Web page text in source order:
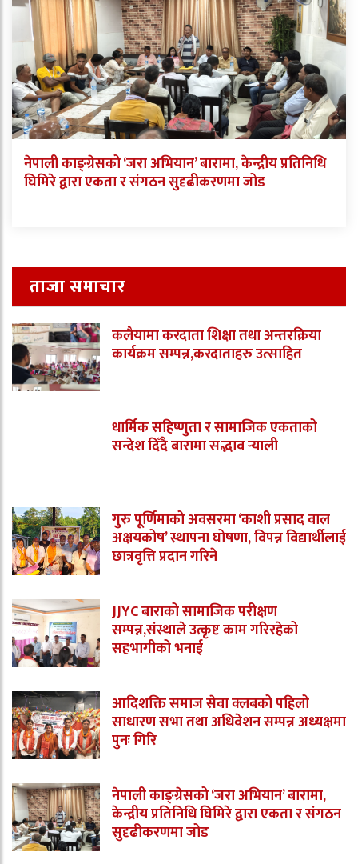
नेपाली काङ्ग्रेसको ‘जरा अभियान’ बारामा, केन्द्रीय प्रतिनिधि
घिमिरे द्वारा एकता र संगठन सुदृढीकरणमा जोड
ताजा समाचार
कलैयामा करदाता शिक्षा तथा अन्तरक्रिया
कार्यक्रम सम्पन्न,करदाताहरु उत्साहित
धार्मिक सहिष्णुता र सामाजिक एकताको
सन्देश दिँदै बारामा सद्भाव र्‍याली
गुरु पूर्णिमाको अवसरमा ‘काशी प्रसाद वाल
अक्षयकोष’ स्थापना घोषणा, विपन्न विद्यार्थीलाई
छात्रवृत्ति प्रदान गरिने
JJYC बाराको सामाजिक परीक्षण
सम्पन्न,संस्थाले उत्कृष्ट काम गरिरहेको
सहभागीको भनाई
आदिशक्ति समाज सेवा क्लबको पहिलो
साधारण सभा तथा अधिवेशन सम्पन्न अध्यक्षमा
पुनः गिरि
नेपाली काङ्ग्रेसको ‘जरा अभियान’ बारामा,
केन्द्रीय प्रतिनिधि घिमिरे द्वारा एकता र संगठन
सुदृढीकरणमा जोड